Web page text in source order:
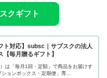
クギフト
ト対応】subsc｜サブスクの法人
【毎月贈るギフト】
は「毎月1回・定額」で商品をお届けす
ションボックス・定期便」専...